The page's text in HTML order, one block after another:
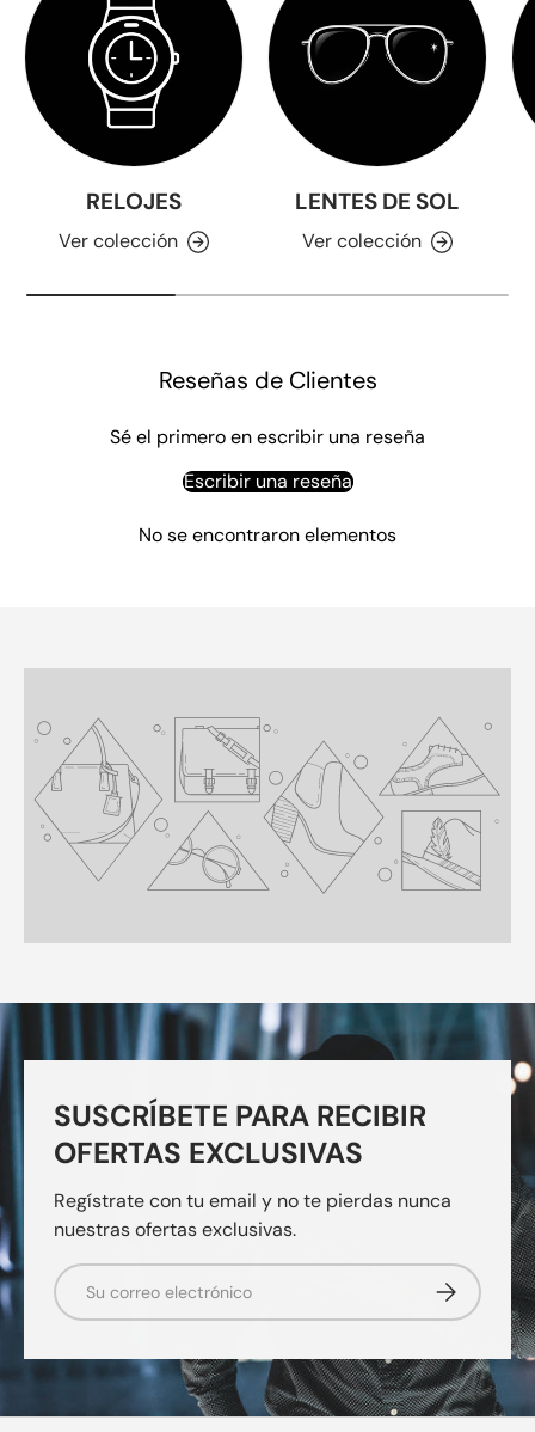
RELOJES
Ver colección
LENTES DE SOL
Ver colección
Reseñas de Clientes
Sé el primero en escribir una reseña
Escribir una reseña
No se encontraron elementos
SUSCRÍBETE PARA RECIBIR
OFERTAS EXCLUSIVAS
Regístrate con tu email y no te pierdas nunca
nuestras ofertas exclusivas.
Correo electrónico Suscribirse